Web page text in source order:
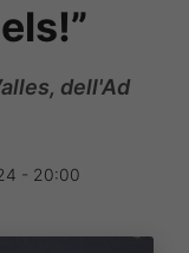
dell'Ad
- 20:00